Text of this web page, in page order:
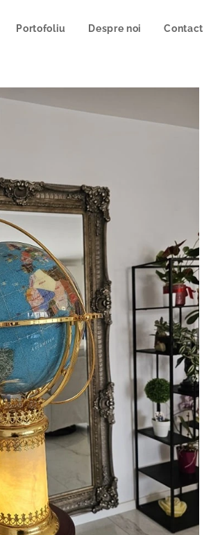
Portofoliu Despre noi Contact